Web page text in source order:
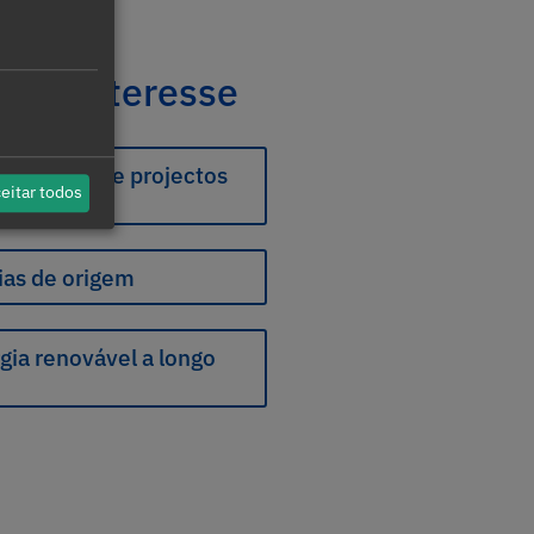
interesse
activos e projectos
de origem
renovável a longo
todos